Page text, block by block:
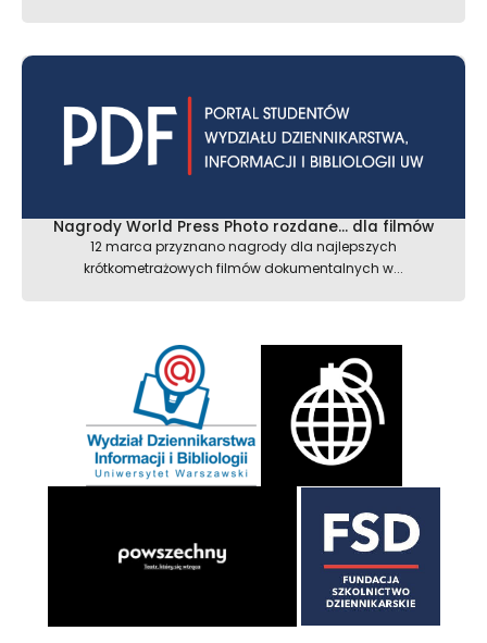
Nagrody World Press Photo rozdane… dla filmów
12 marca przyznano nagrody dla najlepszych
krótkometrażowych filmów dokumentalnych w...